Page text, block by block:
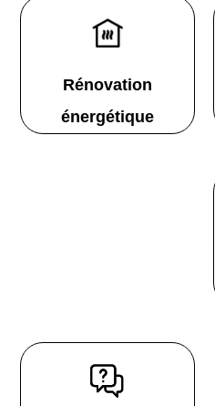
Rénovation
énergétique